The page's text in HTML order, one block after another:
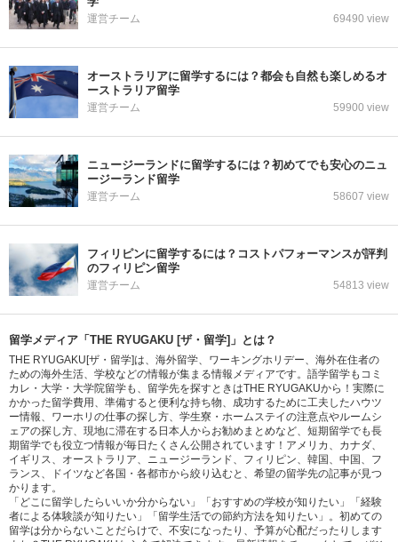
運営チーム 69490 view
オーストラリアに留学するには？都会も自然も楽しめるオ
ーストラリア留学
運営チーム 59900 view
ニュージーランドに留学するには？初めてでも安心のニュ
ージーランド留学
運営チーム 58607 view
フィリピンに留学するには？コストパフォーマンスが評判
のフィリピン留学
運営チーム 54813 view
留学メディア「THE RYUGAKU [ザ・留学]」とは？
THE RYUGAKU[ザ・留学]は、海外留学、ワーキングホリデー、海外在住者の
ための海外生活、学校などの情報が集まる情報メディアです。語学留学もコミ
カレ・大学・大学院留学も、留学先を探すときはTHE RYUGAKUから！実際に
かかった留学費用、準備すると便利な持ち物、成功するために工夫したハウツ
ー情報、ワーホリの仕事の探し方、学生寮・ホームステイの注意点やルームシ
ェアの探し方、現地に滞在する日本人からお勧めまとめなど、短期留学でも長
期留学でも役立つ情報が毎日たくさん公開されています！アメリカ、カナダ、
イギリス、オーストラリア、ニュージーランド、フィリピン、韓国、中国、フ
ランス、ドイツなど各国・各都市から絞り込むと、希望の留学先の記事が見つ
かります。
「どこに留学したらいいか分からない」「おすすめの学校が知りたい」「経験
者による体験談が知りたい」「留学生活での節約方法を知りたい」。初めての
留学は分からないことだらけで、不安になったり、予算が心配だったりします